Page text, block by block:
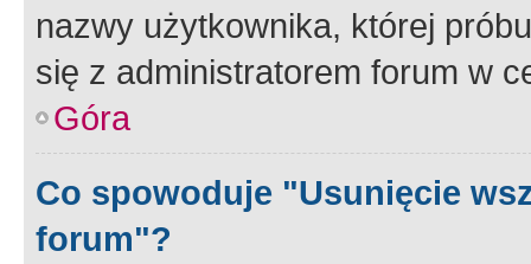
nazwy użytkownika, której
się z administratorem forum w
Góra
Co spowoduje "Usunięcie
forum"?